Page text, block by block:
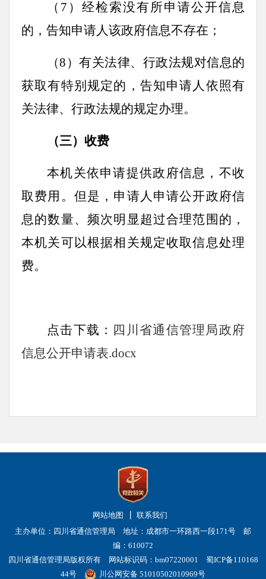
（7）经检索没有所申请公开信息
的，告知申请人该政府信息不存在；
（8）有关法律、行政法规对信息的
获取有特别规定的，告知申请人依照有
关法律、行政法规的规定办理。
（三）收费
本机关依申请提供政府信息，不收
取费用。但是，申请人申请公开政府信
息的数量、频次明显超过合理范围的，
本机关可以根据相关规定收取信息处理
费。
点击下载： 四川省通信管理局政府
信息公开申请表.docx
网站地图
联系我们
主办单位：四川省通信管理局 地址：成都市一环路西一段171号 邮
编：610072
四川省通信管理局版权所有 网站标识码：bm07220001 蜀ICP备110168
44号
川公网安备 51010502010969号